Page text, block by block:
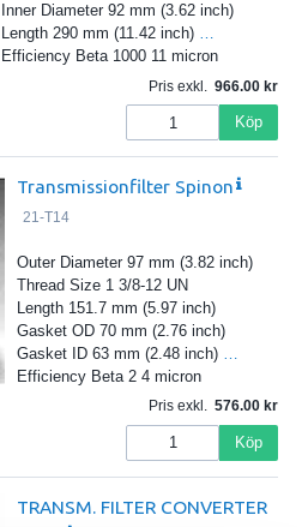
Inner Diameter 92 mm (3.62 inch)
Length 290 mm (11.42 inch) …
Efficiency Beta 1000 11 micron
Pris exkl. 966.00
Köp
Transmissionfilter Spinon
21-T14
Outer Diameter 97 mm (3.82 inch)
Thread Size 1 3/8-12 UN
Length 151.7 mm (5.97 inch)
Gasket OD 70 mm (2.76 inch)
Gasket ID 63 mm (2.48 inch)
Efficiency Beta 2 4 micron
Pris exkl. 576.00
Köp
TRANSM. FILTER CONVERTER